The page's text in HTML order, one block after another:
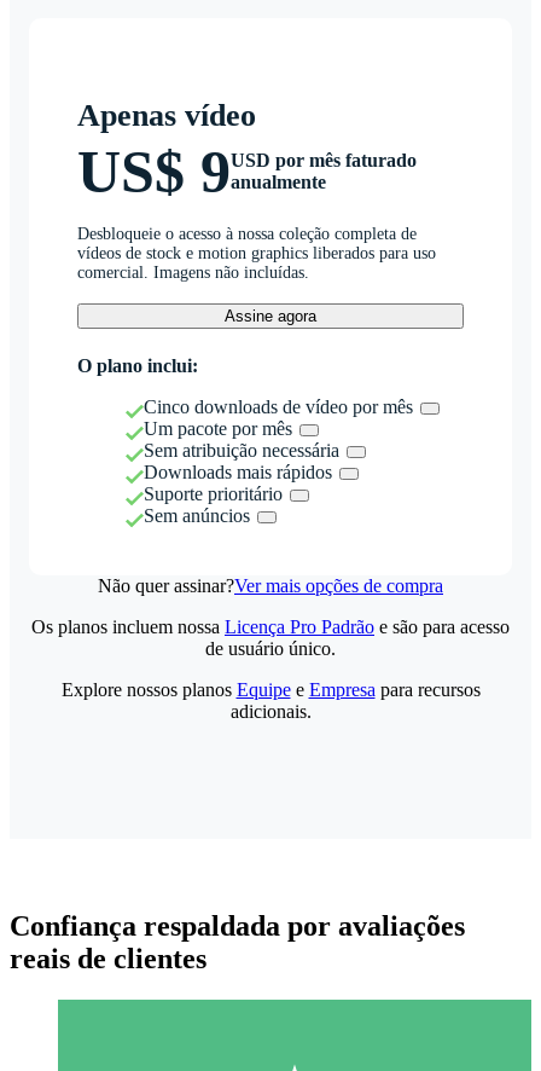
Apenas vídeo
US$ 9USD por mês faturado
anualmente
Desbloqueie o acesso à nossa coleção completa de
vídeos de stock e motion graphics liberados para uso
comercial. Imagens não incluídas.
Assine agora
O plano inclui:
Cinco downloads de vídeo por mês
Um pacote por mês
Sem atribuição necessária
Downloads mais rápidos
Suporte prioritário
Sem anúncios
Não quer assinar?Ver mais opções de compra
Os planos incluem nossa Licença Pro Padrão e são para acesso
de usuário único.
Explore nossos planos Equipee Empresa para recursos
adicionais.
Confiança respaldada por avaliações
reais de clientes